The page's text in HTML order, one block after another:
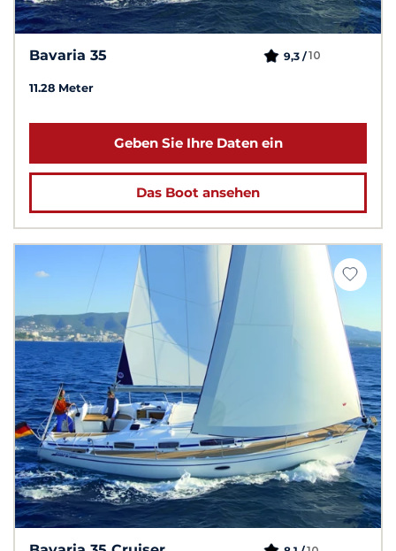
Bavaria 35 9,3 /10
11.28 Meter
Geben Sie Ihre Daten ein
Das Boot ansehen